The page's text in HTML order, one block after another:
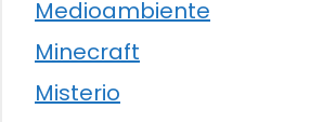
Medioambiente
Minecraft
Misterio